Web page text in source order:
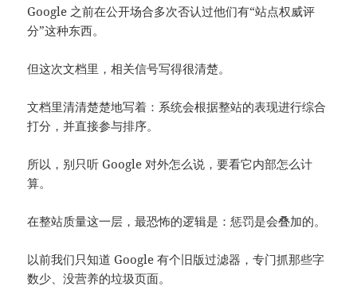
Google 之前在公开场合多次否认过他们有“站点权威评
分”这种东西。
但这次文档里，相关信号写得很清楚。
文档里清清楚楚地写着：系统会根据整站的表现进行综合
打分，并直接参与排序。
所以，别只听 Google 对外怎么说，要看它内部怎么计
算。
在整站质量这一层，最恐怖的逻辑是：惩罚是会叠加的。
以前我们只知道 Google 有个旧版过滤器，专门抓那些字
数少、没营养的垃圾页面。